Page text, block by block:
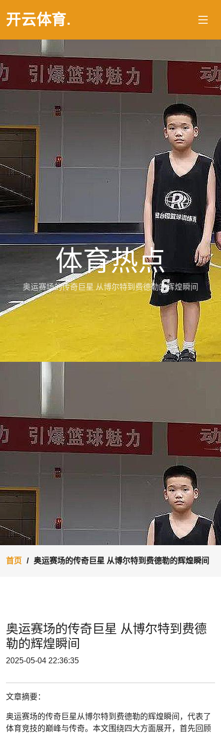
开云体育.
体育热点
奥运赛场的传奇巨星 从博尔特到费德勒的辉煌瞬间
首页 奥运赛场的传奇巨星 从博尔特到费德勒的辉煌瞬间
奥运赛场的传奇巨星 从博尔特到费德
勒的辉煌瞬间
2025-05-04 22:36:35
文章摘要：
奥运赛场的传奇巨星从博尔特到费德勒的辉煌瞬间，代表了
体育竞技的巅峰与传奇。本文围绕四大方面展开，首先回顾